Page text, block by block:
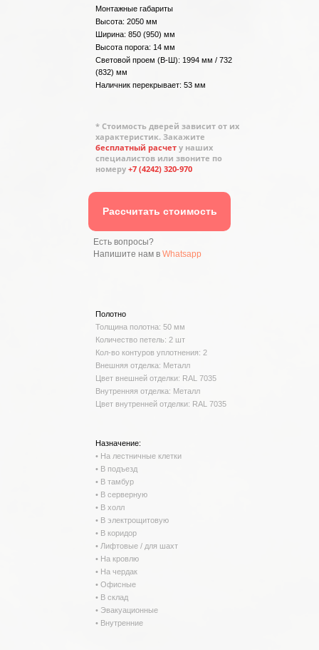
Монтажные габариты
Высота: 2050 мм
Ширина: 850 (950) мм
Высота порога: 14 мм
Световой проем (В-Ш): 1994 мм / 732
(832) мм
Наличник перекрывает: 53 мм
* Стоимость дверей зависит от их
характеристик. Закажите
бесплатный расчет у наших
специалистов или звоните по
номеру +7 (4242) 320-970
Рассчитать стоимость
Есть вопросы?
Напишите нам в Whatsapp
Полотно
Толщина полотна: 50 мм
Количество петель: 2 шт
Кол-во контуров уплотнения: 2
Внешняя отделка: Металл
Цвет внешней отделки: RAL 7035
Внутренняя отделка: Металл
Цвет внутренней отделки: RAL 7035
Назначение:
• На лестничные клетки
• В подъезд
• В тамбур
• В серверную
• В холл
• В электрощитовую
• В коридор
• Лифтовые / для шахт
• На кровлю
• На чердак
• Офисные
• В склад
• Эвакуационные
• Внутренние